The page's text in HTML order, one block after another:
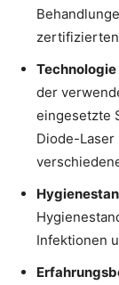
der
eingesetzte
Diode-Laser
Infektionen